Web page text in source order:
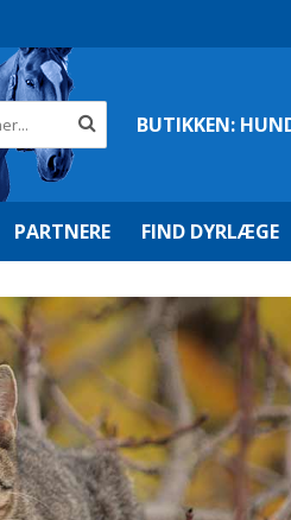
BUTIKKEN:
PARTNERE FIND DYRLÆGE